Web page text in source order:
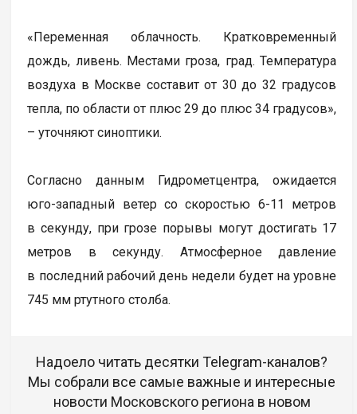
«Переменная облачность. Кратковременный
дождь, ливень. Местами гроза, град. Температура
воздуха в Москве составит от 30 до 32 градусов
тепла, по области от плюс 29 до плюс 34 градусов»,
– уточняют синоптики.
Согласно данным Гидрометцентра, ожидается
юго-западный ветер со скоростью 6-11 метров
в секунду, при грозе порывы могут достигать 17
метров в секунду. Атмосферное давление
в последний рабочий день недели будет на уровне
745 мм ртутного столба.
Надоело читать десятки Telegram-каналов?
Мы собрали все самые важные и интересные
новости Московского региона в новом